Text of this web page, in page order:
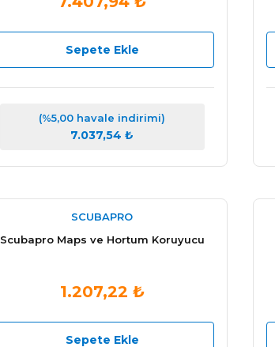
Sepete Ekle
(%5,00 havale indirimi)
7.037,54 ₺
SCUBAPRO
Scubapro Maps ve Hortum Koruyucu
1.207,22 ₺
Sepete Ekle